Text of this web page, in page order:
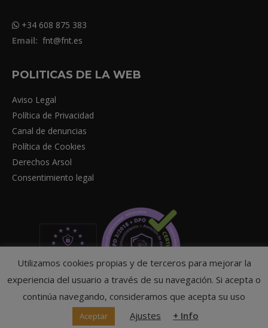
+34 608 875 383
Email: fnt@fnt.es
POLITICAS DE LA WEB
Aviso Legal
Política de Privacidad
Canal de denuncias
Política de Cookies
Derechos Arsol
Consentimiento legal
Utilizamos cookies propias y de terceros para mejorar la
experiencia del usuario a través de su navegación. Si acepta o
continúa navegando, consideramos que acepta su uso
Aceptar Ajustes + Info